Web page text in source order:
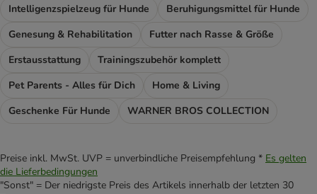
Intelligenzspielzeug für Hunde
Beruhigungsmittel für Hunde
Genesung & Rehabilitation
Futter nach Rasse & Größe
Erstausstattung
Trainingszubehör komplett
Pet Parents - Alles für Dich
Home & Living
Geschenke Für Hunde
WARNER BROS COLLECTION
Preise inkl. MwSt. UVP = unverbindliche Preisempfehlung * Es gelten
die Lieferbedingungen
"Sonst" = Der niedrigste Preis des Artikels innerhalb der letzten 30